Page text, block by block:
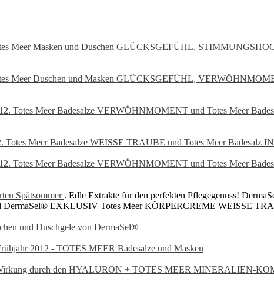
Meer Masken und Duschen GLÜCKSGEFÜHL,
Meer Duschen und Masken GLÜCKSGEFÜHL,
Totes Meer Badesalze VERWÖHNMOMENT und Totes Meer
Totes Meer Badesalze WEISSE TRAUBE und Totes Meer Badesalz
Totes Meer Badesalze VERWÖHNMOMENT und Totes Meer
Spätsommer . Edle Extrakte für den perfekten Pflegegenuss!
EXKLUSIV Totes Meer KÖRPERCREME WEISSE
und Duschgele von DermaSel®
2012 - TOTES MEER Badesalze und Masken
durch den HYALURON + TOTES MEER MINERALIEN-